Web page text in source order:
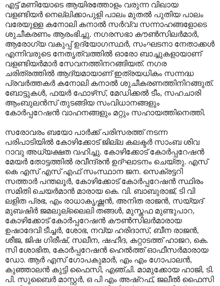
എട്ട് മണിയോടെ ആയിരത്തോളം വരുന്ന വിഖായ
വളണ്ടിയര്‍ നെല്ലിക്കാപുളി പാലം മുതല്‍ പുതിയ പാലം
വരേയുള്ള കനോലി കനാല്‍ സര്‍വ്വ സന്നാഹങ്ങളോടെ
ശുചീകരണം ആരംഭിച്ചു. നഗരസഭാ കൗണ്‍സിലര്‍മാർ,
ആരോഗ്യ വകുപ്പ് ഉദ്യോഗസ്ഥര്‍, സംഘടനാ നേതാക്കൾ
എന്നിവരുടെ നേതൃത്വത്തില്‍ ഓരോ ബാച്ചുകളായാണ്
വളണ്ടിയര്‍മാര്‍ സേവനത്തിനറങ്ങിയത്. നഗര
ചരിത്രത്തില്‍ ആദ്യമായാണ് ഇത്രയധികം സന്നദ്ധ
പ്രവര്‍ത്തകര്‍ കനോലി കനാല്‍ ശുചീകരണത്തിനിറങ്ങുത്.
ബോട്ടുകള്‍, ഫയര്‍ ഫോഴ്‌സ്, മേഡിക്കല്‍ ടീം, സഹചാരി
ആംബുലന്‍സ് തുടങ്ങിയ സംവിധാനങ്ങളും
കോര്‍പ്പറേഷന്‍ വാഹനങ്ങളും മറ്റും സഹായത്തിനെത്തി.
സരോവരം ബയോ പാര്‍ക്ക് പരിസരത്ത് നടന്ന
പരിപാടിയില്‍ കോഴിക്കോട് ജില്ല കലക്ടര്‍ സാംബ ശിവ
റാവു അധ്യക്ഷത വഹിച്ചു. കോഴിക്കോട് കോര്‍പ്പറേഷന്‍
മേയര്‍ തോട്ടത്തില്‍ രവീന്ദ്രന്‍ ഉദ്ഘാടനം ചെയ്തു. എസ്
കെ എസ് എസ് എഫ് സംസ്ഥാന ജന. സെക്രട്ടറി
സത്താര്‍ പന്തലൂര്‍, കോഴിക്കോട് കോര്‍പ്പറേഷന്‍ സ്ഥിരം
സമിതി ചെയര്‍മാന്‍ മാരായ കെ. വി. ബാബുരാജ്, ടി വി
ലളിത പ്രഭ, എം രാധാകൃഷ്ണന്‍, അനിത രാജന്‍, സയ്യദ്
മുബഷിര്‍ ജമലുല്ലൈലി തങ്ങള്‍, മുസ്തഫ മുണ്ടുപാറ,
കോഴിക്കോട് കോര്‍പ്പറേഷന്‍ കൗണ്‍സിലര്‍മാരായ
ഉഷാദേവി ടീച്ചര്‍, ശോഭ, നവ്യ ഹരിദാസ്, ബീന രാജന്‍,
ശീജ, ജിഷ ഗിരീഷ്, സലീന, ഷഹീദ, കറ്റാടത്ത് ഹാജറ, കെ.
സി ശോഭിത, കോര്‍പ്പറേഷന്‍ ഹെല്‍ത്ത് ഓഫീസര്‍മാരായ
ഡോ. ആര്‍ എസ് ഗോപകുമാര്‍, എം എം ഗോപാലന്‍,
കുഞ്ഞാലന്‍ കുട്ടി ഫൈസി, എഞ്ചി. മാമുക്കോയ ഹാജി, ടി.
പി. സുബൈര്‍ മാസ്റ്റര്‍, ഒ പി എം അഷ്‌റഫ്, ജലീല്‍ ഫൈസി